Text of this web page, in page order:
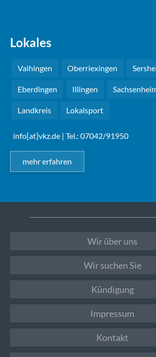
Lokales
Vaihingen Oberriexingen
Eberdingen Illingen
Landkreis Lokalsport
info[at]vkz.de | Tel.: 07042/91950
mehr erfahren
Wir über uns
Wir suchen Sie
Kündigung
Impressum
Kontakt